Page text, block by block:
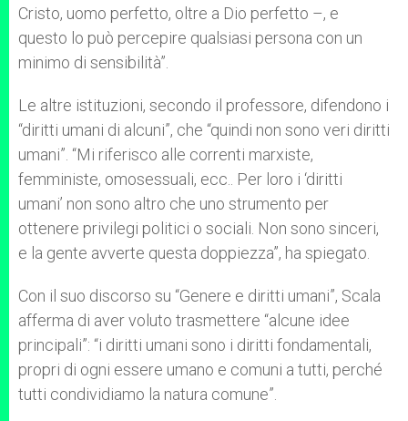
Cristo, uomo perfetto, oltre a Dio perfetto –, e
questo lo può percepire qualsiasi persona con un
minimo di sensibilità”.
Le altre istituzioni, secondo il professore, difendono i
“diritti umani di alcuni”, che “quindi non sono veri diritti
umani”. “Mi riferisco alle correnti marxiste,
femministe, omosessuali, ecc.. Per loro i ‘diritti
umani’ non sono altro che uno strumento per
ottenere privilegi politici o sociali. Non sono sinceri,
e la gente avverte questa doppiezza”, ha spiegato.
Con il suo discorso su “Genere e diritti umani”, Scala
afferma di aver voluto trasmettere “alcune idee
principali”: “i diritti umani sono i diritti fondamentali,
propri di ogni essere umano e comuni a tutti, perché
tutti condividiamo la natura comune”.